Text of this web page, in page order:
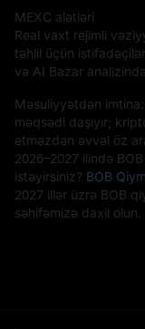
MEXC alətləri
Real vaxt rejimli
təhlil üçün
və AI Bazar
Məsuliyyətdən
məqsədi daşıyır;
etməzdən əvvəl öz
2026–2027 ilində
istəyirsiniz? BOB
2027 illər üzrə BOB
səhifəmizə daxil olun.